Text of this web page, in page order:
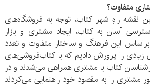
متفاوت؟
نقشه راهِ شهر کتاب، توجه به فروشگاه‌های
آسان به کتاب، ایجاد مشتری و بازار
این فرهنگ و ساختار متفاوت و تعدد
زیادی را پرورش دادیم که با کتاب‌فروشی‌های
کتاب با مشتری همراهی می‌شدند و در
مشتری را به مقصود خود راهنمایی می‌کردند